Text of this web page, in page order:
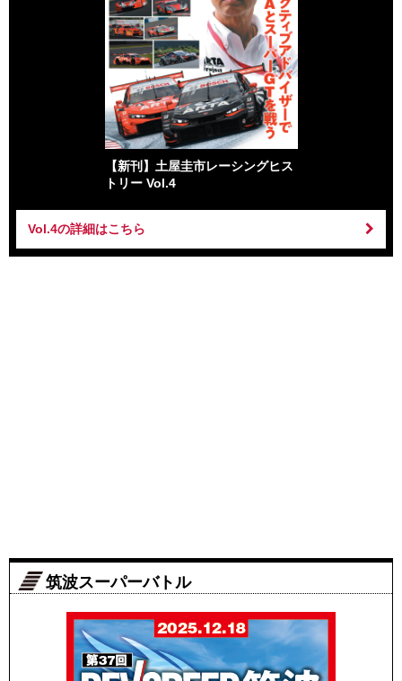
【新刊】土屋圭市レーシングヒス
トリー Vol.4
Vol.4の詳細はこちら
筑波スーパーバトル